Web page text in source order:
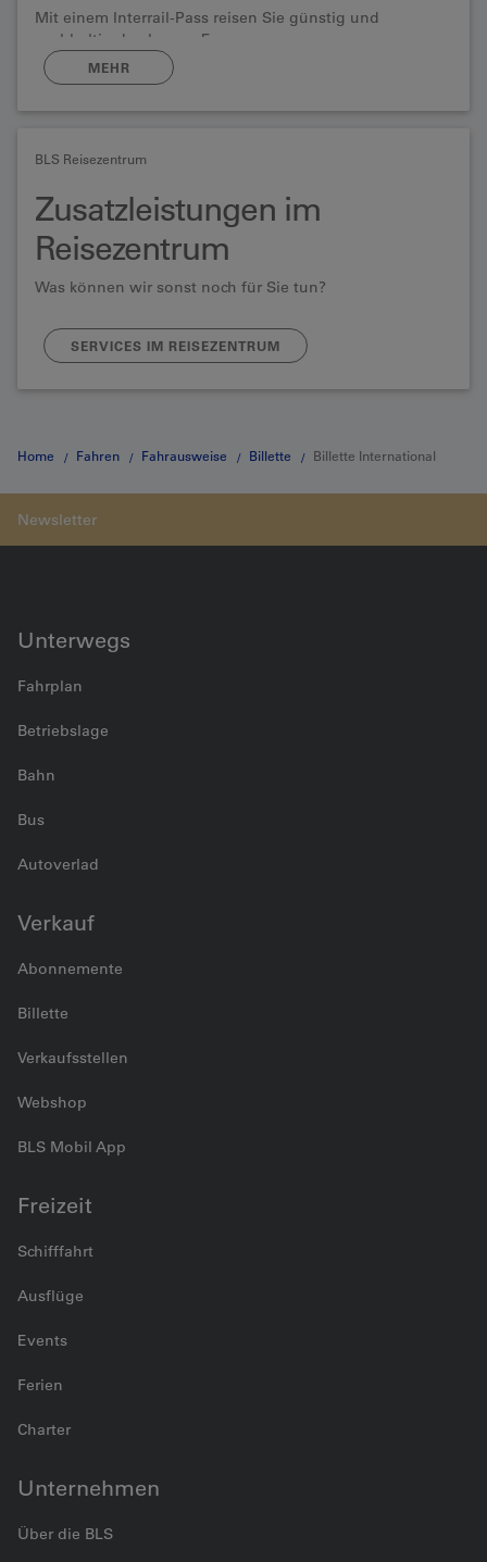
Mit einem Interrail-Pass reisen Sie günstig und
nachhaltig durch ganz Europa.
MEHR
BLS Reisezentrum
Zusatzleistungen im
Reisezentrum
Was können wir sonst noch für Sie tun?
SERVICES IM REISEZENTRUM
Home Fahren Fahrausweise Billette Billette International
Unterwegs
Fahrplan
Betriebslage
Bahn
Bus
Autoverlad
Verkauf
Abonnemente
Billette
Verkaufsstellen
Webshop
BLS Mobil App
Freizeit
Schifffahrt
Ausflüge
Events
Ferien
Charter
Unternehmen
Über die BLS